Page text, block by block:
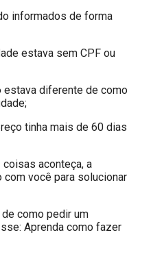
informados de forma
estava sem CPF ou
estava diferente de como
tinha mais de 60 dias
aconteça, a
com você para solucionar
como pedir um
Aprenda como fazer